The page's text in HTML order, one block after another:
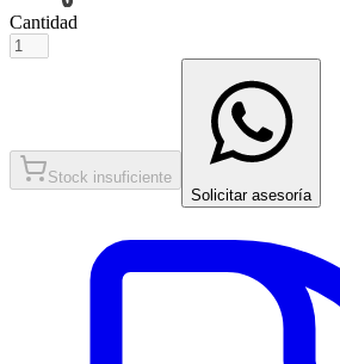
Cantidad
Stock insuficiente
Solicitar asesoría